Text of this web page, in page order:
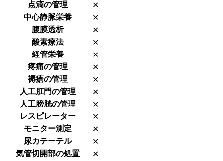
点滴の管理
✕
中心静脈栄養
✕
腹膜透析
✕
酸素療法
✕
経管栄養
✕
疼痛の管理
✕
褥瘡の管理
✕
人工肛門の管理
✕
人工膀胱の管理
✕
レスピレーター
✕
モニター測定
✕
尿カテーテル
✕
気管切開部の処置
✕